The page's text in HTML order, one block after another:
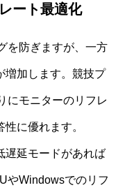
ート最適化
を防ぎますが、一方
増加します。競技プ
にモニターのリフレ
に優れます。
遅延モードがあれば
やWindowsでのリフ